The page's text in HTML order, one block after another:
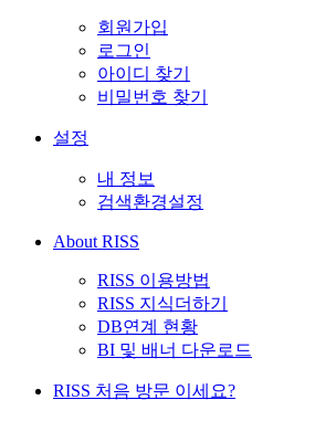
회원가입
로그인
아이디 찾기
비밀번호 찾기
설정
내 정보
검색환경설정
About RISS
RISS 이용방법
RISS 지식더하기
DB연계 현황
BI 및 배너 다운로드
RISS 처음 방문 이세요?